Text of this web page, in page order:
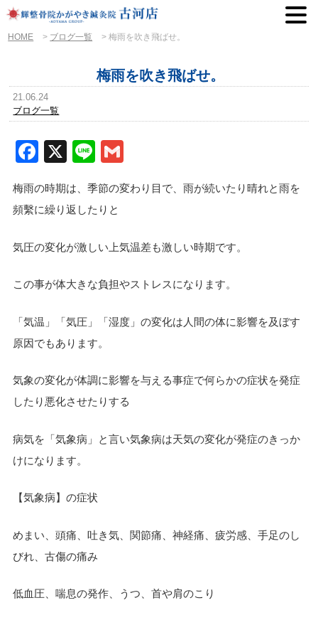
HOME > ブログ一覧 >梅雨を吹き飛ばせ。
梅雨を吹き飛ばせ。
21.06.24
ブログ一覧
Facebook
X Line
梅雨の時期は、季節の変わり目で、雨が続いたり晴れと雨を
頻繫に繰り返したりと
気圧の変化が激しい上気温差も激しい時期です。
この事が体大きな負担やストレスになります。
「気温」「気圧」「湿度」の変化は人間の体に影響を及ぼす
原因でもあります。
気象の変化が体調に影響を与える事症で何らかの症状を発症
したり悪化させたりする
病気を「気象病」と言い気象病は天気の変化が発症のきっか
けになります。
【気象病】の症状
めまい、頭痛、吐き気、関節痛、神経痛、疲労感、手足のし
びれ、古傷の痛み
低血圧、喘息の発作、うつ、首や肩のこり